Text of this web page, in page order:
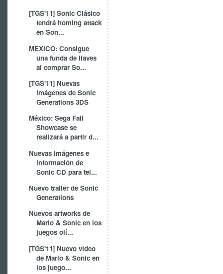
[TGS'11] Sonic Clásico
tendrá homing attack
en Son...
MEXICO: Consigue
una funda de llaves
al comprar So...
[TGS'11] Nuevas
imágenes de Sonic
Generations 3DS
México: Sega Fall
Showcase se
realizará a partir d...
Nuevas imágenes e
información de
Sonic CD para tel...
Nuevo trailer de Sonic
Generations
Nuevos artworks de
Mario & Sonic en los
juegos olí...
[TGS'11] Nuevo vídeo
de Mario & Sonic en
los juego...